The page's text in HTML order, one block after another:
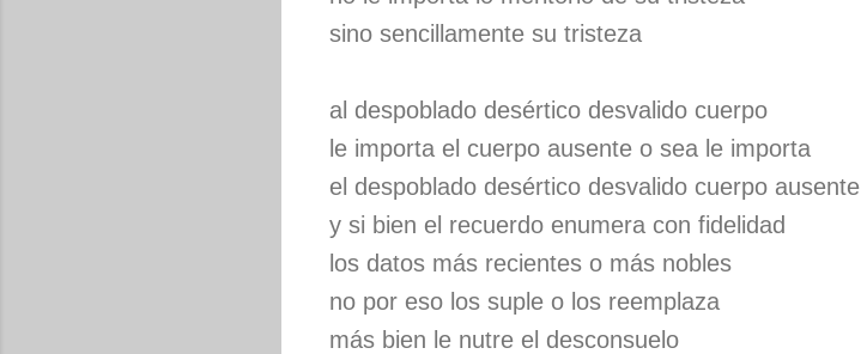
sino sencillamente su tristeza
al despoblado desértico desvalido cuerpo
le importa el cuerpo ausente o sea le importa
el despoblado desértico desvalido cuerpo ausente
y si bien el recuerdo enumera con fidelidad
los datos más recientes o más nobles
no por eso los suple o los reemplaza
más bien le nutre el desconsuelo